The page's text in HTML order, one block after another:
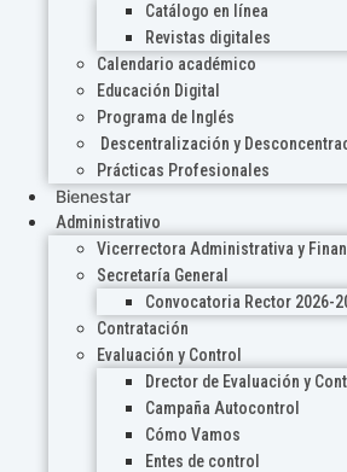
Catálogo en línea
Revistas digitales
Calendario académico
Educación Digital
Programa de Inglés
Descentralización y
Prácticas Profesionales
Bienestar
Administrativo
Vicerrectora Administrativa y
Secretaría General
Convocatoria Rector 2026-
Contratación
Evaluación y Control
Drector de Evaluación y
Campaña Autocontrol
Cómo Vamos
Entes de control